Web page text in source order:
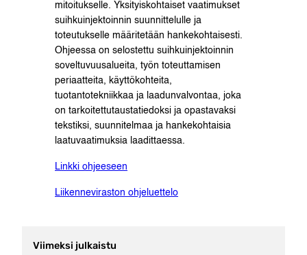
mitoitukselle. Yksityiskohtaiset vaatimukset
suihkuinjektoinnin suunnittelulle ja
toteutukselle määritetään hankekohtaisesti.
Ohjeessa on selostettu suihkuinjektoinnin
soveltuvuusalueita, työn toteuttamisen
periaatteita, käyttökohteita,
tuotantotekniikkaa ja laadunvalvontaa, joka
on tarkoitettutaustatiedoksi ja opastavaksi
tekstiksi, suunnitelmaa ja hankekohtaisia
laatuvaatimuksia laadittaessa.
Linkki ohjeeseen
Liikenneviraston ohjeluettelo
Viimeksi julkaistu